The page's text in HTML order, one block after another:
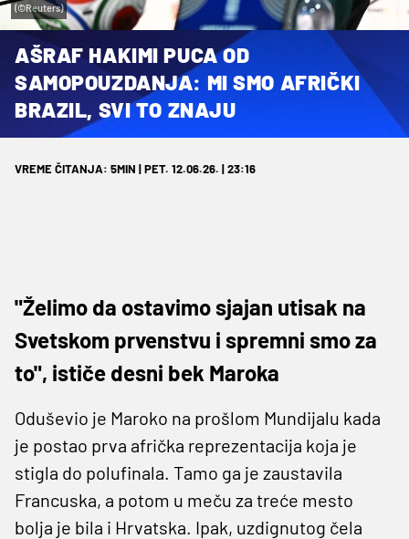
(©Reuters)
AŠRAF HAKIMI PUCA OD
SAMOPOUZDANJA: MI SMO AFRIČKI
BRAZIL, SVI TO ZNAJU
VREME ČITANJA: 5MIN | PET. 12.06.26. | 23:16
"Želimo da ostavimo sjajan utisak na
Svetskom prvenstvu i spremni smo za
to", ističe desni bek Maroka
Oduševio je Maroko na prošlom Mundijalu kada
je postao prva afrička reprezentacija koja je
stigla do polufinala. Tamo ga je zaustavila
Francuska, a potom u meču za treće mesto
bolja je bila i Hrvatska. Ipak, uzdignutog čela